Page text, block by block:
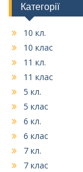
Категорії
10 кл.
10 клас
11 кл.
11 клас
5 кл.
5 клас
6 кл.
6 клас
7 кл.
7 клас